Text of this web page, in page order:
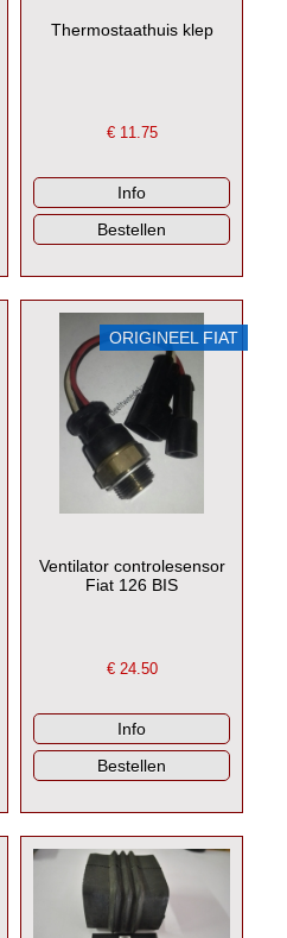
Thermostaathuis klep
€ 11.75
ORIGINEEL FIAT
Ventilator controlesensor
Fiat 126 BIS
€ 24.50